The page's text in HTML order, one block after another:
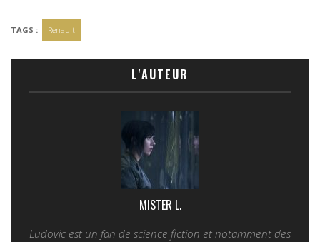
TAGS : Renault
L'AUTEUR
MISTER L.
Ludovic est un fan de science fiction et notamment des